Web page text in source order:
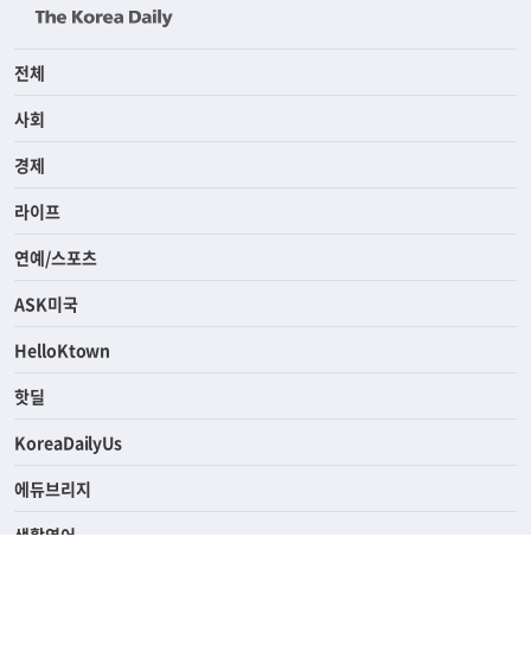
전체
사회
경제
라이프
연예/스포츠
ASK미국
HelloKtown
핫딜
KoreaDailyUs